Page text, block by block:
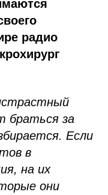
радио
браться за
Если
в
на их
они